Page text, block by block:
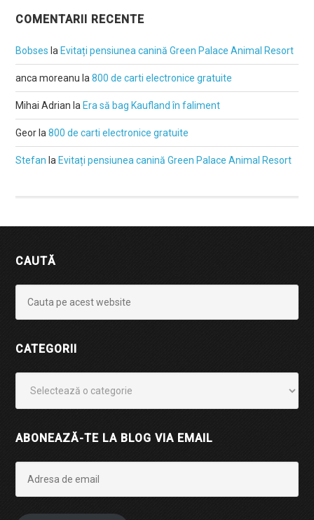
COMENTARII RECENTE
Bobses la Evitați pensiunea canină Green Palace Animal Resort
anca moreanu la800 de carti electronice gratuite
Mihai Adrian la Era să bag Kaufland în faliment
Geor la800 de carti electronice gratuite
Stefan la Evitați pensiunea canină Green Palace Animal Resort
CAUTĂ
CATEGORII
ABONEAZĂ-TE LA BLOG VIA EMAIL
email